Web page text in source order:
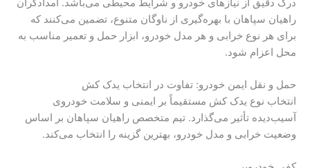
درک دقیق از نیازهای خودرو و شرایط محیطی می‌باشد. امدادگران
راهیان سپاهان با بهره‌گیری از ناوگان متنوع، تضمین می‌کنند که
برای هر نوع خرابی و هر مدل خودرو، ابزار حمل و تعمیر مناسب به
محل اعزام شود.
حمل و نقل ایمن خودرو: تفاوت در انتخاب یدک کش
انتخاب نوع یدک کش مستقیماً بر ایمنی و سلامت خودروی
آسیب‌دیده تأثیر می‌گذارد. تیم متخصص راهیان سپاهان بر اساس
وضعیت خرابی و مدل خودرو، بهترین گزینه را انتخاب می‌کند.